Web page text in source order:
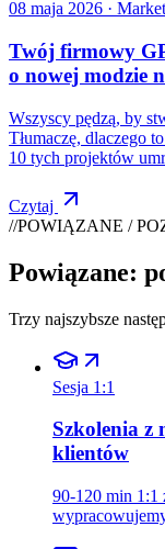
08 maja 2026 ·
Twój firmowy
o nowej modzie
Wszyscy pędzą, by
Tłumaczę, dlaczego
10 tych projektów
Czytaj
//POWIĄZANE /
Powiązane:
Trzy najszybsze
Sesja 1:1
Szkolenia z
klientów
90-120 min 1:1